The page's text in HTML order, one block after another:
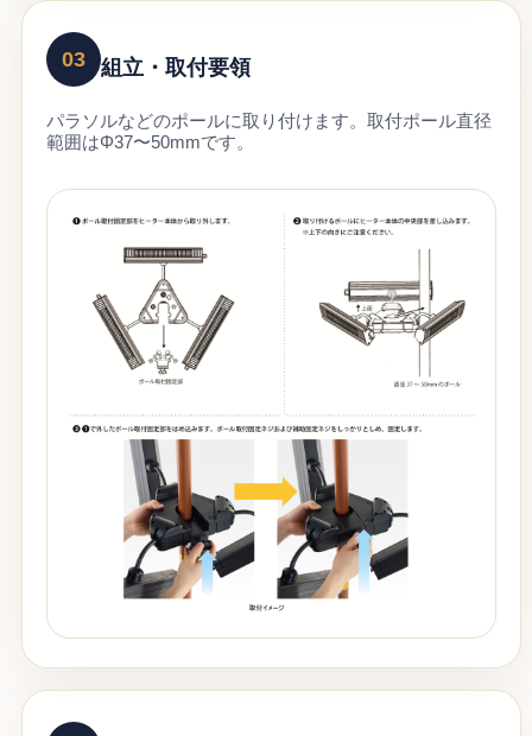
03 組立・取付要領
パラソルなどのポールに取り付けます。取付ポール直径
範囲はΦ37〜50mmです。